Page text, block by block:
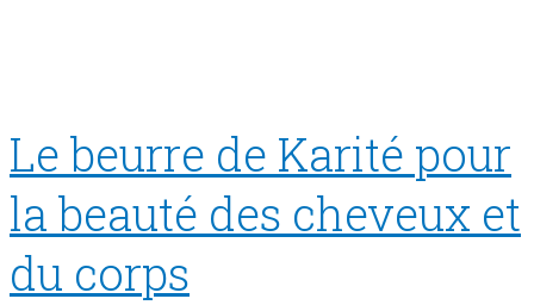
Le beurre de Karité pour
la beauté des cheveux et
du corps